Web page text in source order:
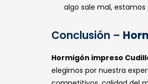
algo sale mal, estamos
Conclusión –
Hormigón impreso
elegirnos por nuestra
Contactos